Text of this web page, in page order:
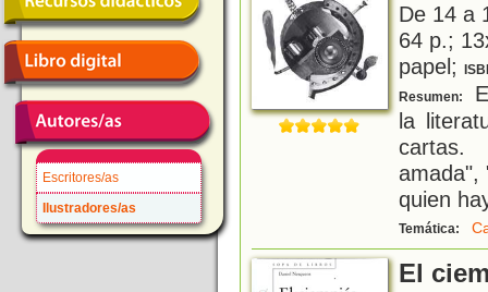
Escritores/as
Ilustradores/as
De 14 a
64 p.;
papel;
Resumen:
la
cartas.
amada",
quien
Temática:
El